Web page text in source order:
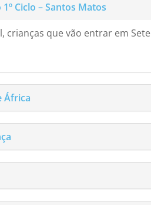
Ciclo – Santos Matos
crianças que vão entrar em
África